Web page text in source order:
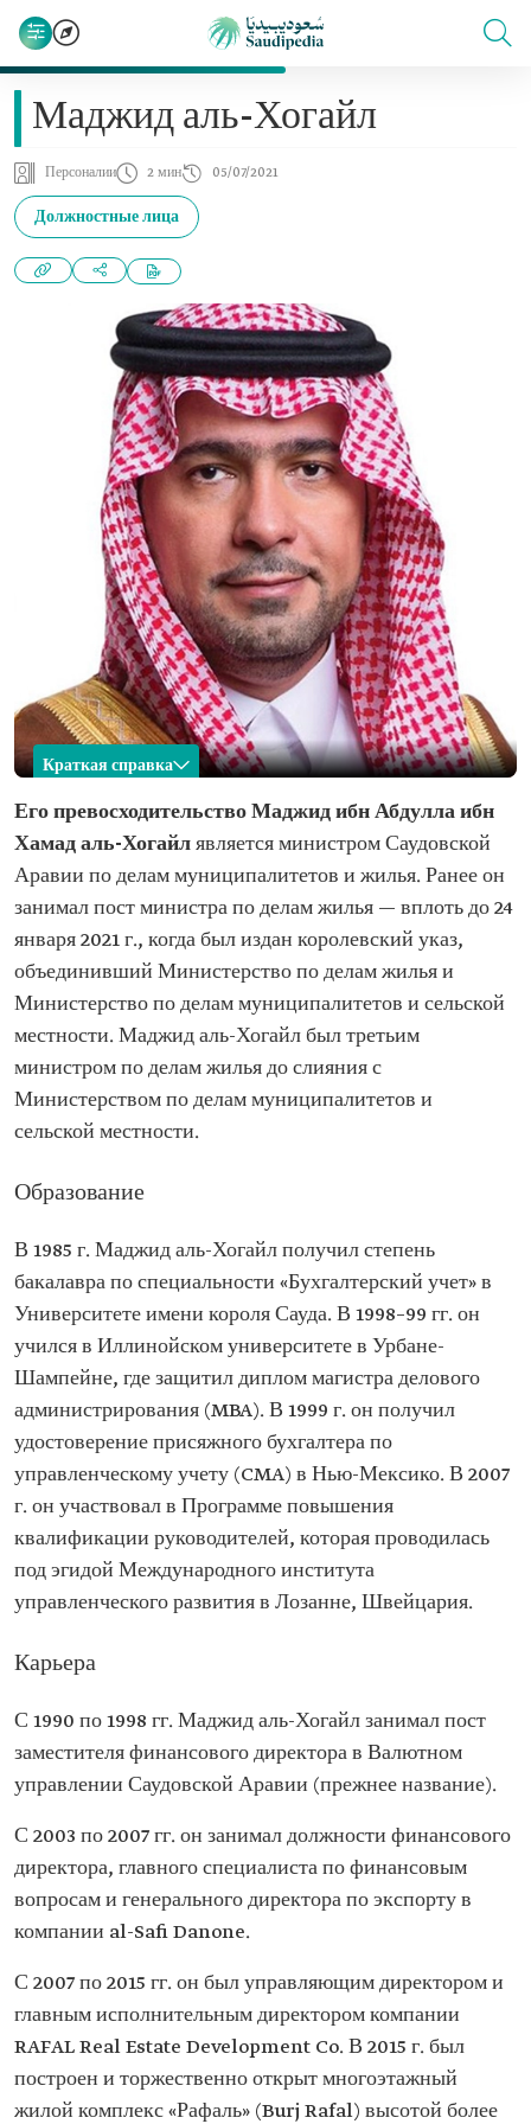
Маджид аль-Хогайл
Персоналии 2 мин 05/07/2021
Должностные лица
Краткая справка
Маджид аль-Хогайл
Имя
Маджид ибн Абдулла аль-Хогайл Текущая
должность
Год назначения
2021 г.
Образование
Степень бакалавра по специальности
«Бухгалтерский учет», Университет имени
короля Сауда Степень магистра делового
деятельность
Заместитель финансового директора Агентства
денежного обращения Саудовской Аравии
организациях
Председатель совета директоров Фонда
развития недвижимости Член совета директоров
Член совета директоров инвестиционной
компании Qiddiya
Член совета директоров компании Red Sea
Его превосходительство Маджид ибн Абдулла ибн
Хамад аль-Хогайлявляется министром Саудовской
Аравии по делам муниципалитетов и жилья. Ранее он
занимал пост министра по делам жилья — вплоть до 24
января 2021 г., когда был издан королевский указ,
объединивший Министерство по делам жилья и
Министерство по делам муниципалитетов и сельской
местности. Маджид аль-Хогайл был третьим
министром по делам жилья до слияния с
Министерством по делам муниципалитетов и
сельской местности.
Образование
В 1985 г. Маджид аль-Хогайл получил степень
бакалавра по специальности «Бухгалтерский учет» в
Университете имени короля Сауда. В 1998–99 гг. он
учился в Иллинойском университете в Урбане-
Шампейне, где защитил диплом магистра делового
администрирования (MBA). В 1999 г. он получил
удостоверение присяжного бухгалтера по
управленческому учету (CMA) в Нью-Мексико. В 2007
г. он участвовал в Программе повышения
квалификации руководителей, которая проводилась
под эгидой Международного института
управленческого развития в Лозанне, Швейцария.
Карьера
С 1990 по 1998 гг. Маджид аль-Хогайл занимал пост
заместителя финансового директора в Валютном
управлении Саудовской Аравии (прежнее название).
С 2003 по 2007 гг. он занимал должности финансового
директора, главного специалиста по финансовым
вопросам и генерального директора по экспорту в
компании al-Safi Danone.
С 2007 по 2015 гг. он был управляющим директором и
главным исполнительным директором компании
RAFAL Real Estate Development Co. В 2015 г. был
построен и торжественно открыт многоэтажный
жилой комплекс «Рафаль» (Burj Rafal) высотой более